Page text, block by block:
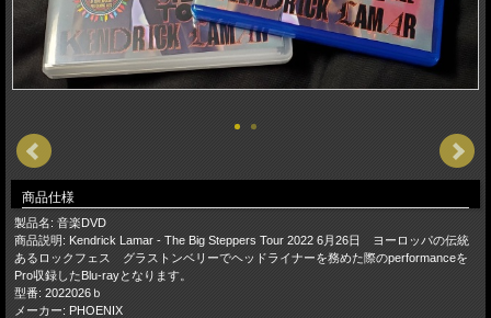
商品仕様
製品名: 音楽DVD
商品説明: Kendrick Lamar - The Big Steppers Tour 2022 6月26日 ヨーロッパの伝統
あるロックフェス グラストンベリーでヘッドライナーを務めた際のperformanceを
Pro収録したBlu-rayとなります。
型番: 2022026ｂ
メーカー: PHOENIX